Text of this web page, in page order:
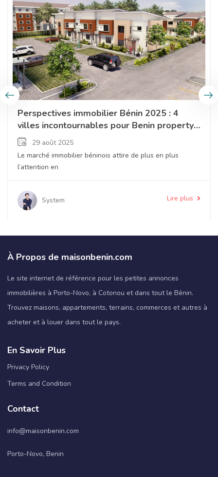
Perspectives immobilier Bénin 2025 : 4
villes incontournables pour Benin property
investment
29 août 2025
Le marché immobilier béninois attire de plus en plus
l’attention en
System Lire plus
À Propos de maisonbenin.com
Le site internet de référence pour les petites annonces
immobilières à Porto-Novo, à Cotonou et dans tout le Bénin.
Trouvez maisons, appartements, terrains, commerces et autres à
acheter et à louer dans tout le pays.
En Savoir Plus
Privacy Policy
Terms and Condition
Contact
info@maisonbenin.com
Porto-Novo, Benin